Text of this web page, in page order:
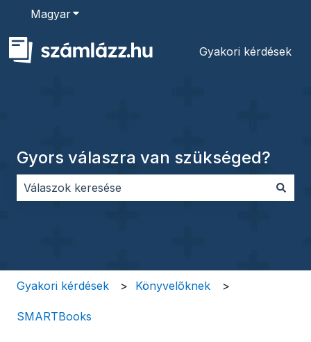
MagyarAlmenü megjelenítése fordításokhoz
Gyakori kérdések
Gyors válaszra van szükséged?
Gyakori kérdések Könyvelőknek
SMARTBooks